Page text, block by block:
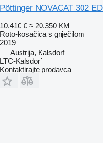
Pöttinger NOVACAT 302 ED
10.410 € ≈ 20.350 KM
Roto-kosačica s gnječilom
2019
Austrija, Kalsdorf
LTC-Kalsdorf
Kontaktirajte prodavca